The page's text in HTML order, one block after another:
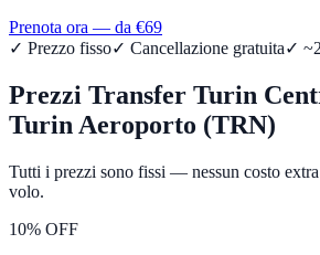
Prenota ora — da €69
✓ Prezzo fisso✓ Cancellazione gratuita✓ ~
Prezzi Transfer Turin
Turin Aeroporto (TRN)
Tutti i prezzi sono fissi — nessun costo
volo.
10% OFF